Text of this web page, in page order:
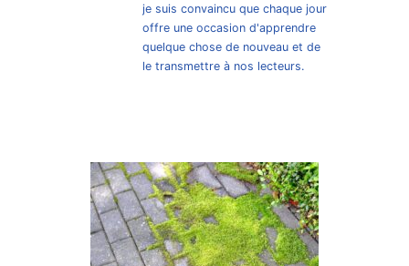
je suis convaincu que chaque jour
offre une occasion d'apprendre
quelque chose de nouveau et de
le transmettre à nos lecteurs.